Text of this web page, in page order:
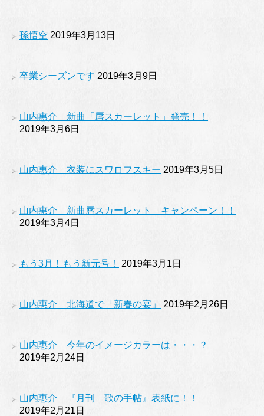
孫悟空 2019年3月13日
卒業シーズンです 2019年3月9日
山内惠介 新曲「唇スカーレット」発売！！
2019年3月6日
山内惠介 衣装にスワロフスキー 2019年3月5日
山内惠介 新曲唇スカーレット キャンペーン！！
2019年3月4日
もう3月！もう新元号！ 2019年3月1日
山内惠介 北海道で「新春の宴」 2019年2月26日
山内惠介 今年のイメージカラーは・・・？
2019年2月24日
山内惠介 『月刊 歌の手帖』表紙に！！
2019年2月21日